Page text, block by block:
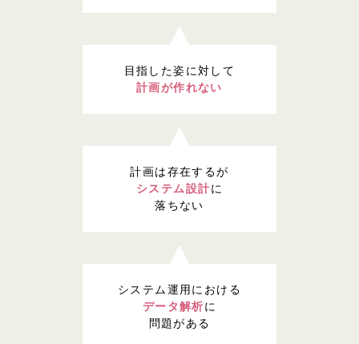
目指した姿に対して
計画が作れない
計画は存在するが
システム設計に
落ちない
システム運用における
データ解析に
問題がある